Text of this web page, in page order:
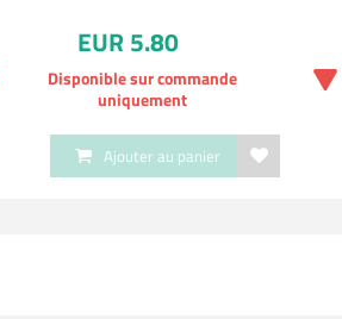
EUR 5.80
Disponible sur commande
uniquement
Ajouter au panier